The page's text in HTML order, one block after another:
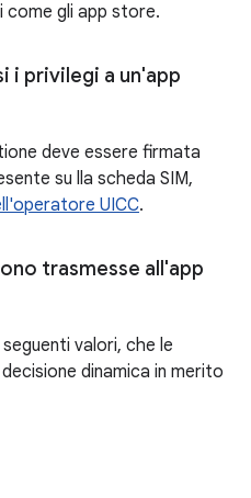
come gli app store.
i privilegi a un'app
deve essere firmata
su lla scheda SIM,
UICC.
trasmesse all'app
valori, che le
dinamica in merito